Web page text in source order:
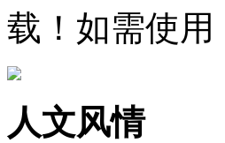
载！如需使用
人文风情